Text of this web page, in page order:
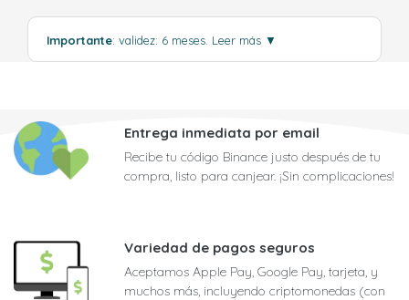
Importante: validez: 6 meses. Leer más ▼
Entrega inmediata por email
Recibe tu código Binance justo después de tu
compra, listo para canjear. ¡Sin complicaciones!
Variedad de pagos seguros
Aceptamos Apple Pay, Google Pay, tarjeta, y
muchos más, incluyendo criptomonedas (con